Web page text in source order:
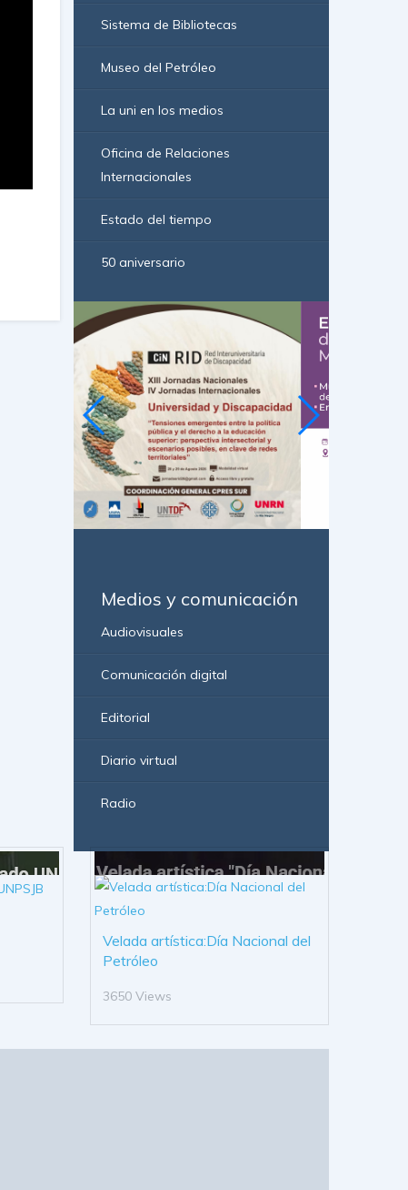
Sistema de Bibliotecas
Museo del Petróleo
La uni en los medios
Oficina de Relaciones
Internacionales
Estado del tiempo
50 aniversario
Medios y comunicación
Audiovisuales
Comunicación digital
Editorial
Diario virtual
Radio
Velada artística:Día Nacional del
Petróleo
3650 Views